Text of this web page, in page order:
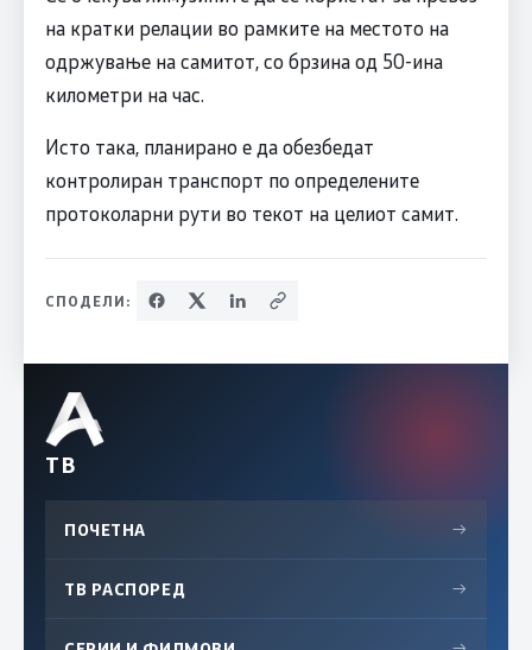
на кратки релации во рамките на местото на
одржување на самитот, со брзина од 50-ина
километри на час.
Исто така, планирано е да обезбедат
контролиран транспорт по определените
протоколарни рути во текот на целиот самит.
СПОДЕЛИ:
ТВ
ПОЧЕТНА →
ТВ РАСПОРЕД →